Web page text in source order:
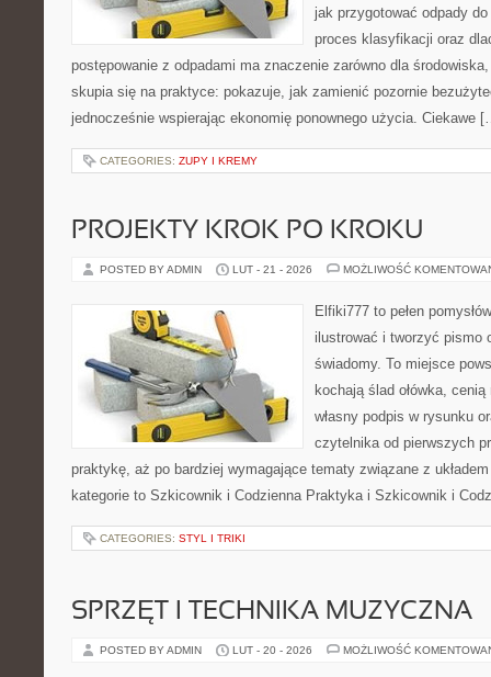
jak przygotować odpady
proces klasyfikacji oraz
postępowanie z odpadami ma znaczenie zarówno dla
skupia się na praktyce: pokazuje, jak zamienić pozornie
jednocześnie wspierając ekonomię ponownego użycia. Ciekawe
CATEGORIES: ZUPY I KREMY
PROJEKTY KROK PO KROKU
POSTED BY ADMIN LUT - 21 - 2026 MOŻLIWOŚĆ
Elfiki777 to pełen
ilustrować i tworzyć pismo
świadomy. To miejsce
kochają ślad ołówka,
własny podpis w rysunku
czytelnika od pierwszych
praktykę, aż po bardziej wymagające tematy związane z
kategorie to Szkicownik i Codzienna Praktyka i Szkicownik i
CATEGORIES: STYL I TRIKI
SPRZĘT I TECHNIKA MUZYCZNA
POSTED BY ADMIN LUT - 20 - 2026 MOŻLIWOŚĆ